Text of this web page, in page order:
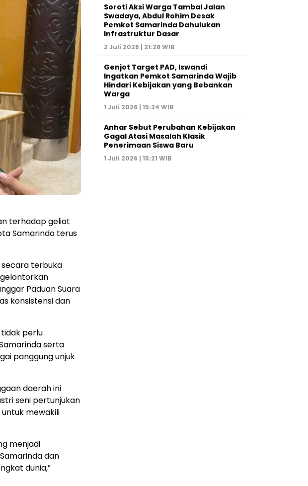
terhadap geliat
Samarinda terus
secara terbuka
Paduan Suara
konsistensi dan
perlu
serta
panggung unjuk
daerah ini
seni pertunjukan
mewakili
menjadi
dan
dunia,”
Soroti Aksi Warga Tambal Jalan
Swadaya, Abdul Rohim Desak
Pemkot Samarinda Dahulukan
Infrastruktur Dasar
2 Juli 2026 | 21:28 WIB
Genjot Target PAD, Iswandi
Ingatkan Pemkot Samarinda Wajib
Hindari Kebijakan yang Bebankan
Warga
1 Juli 2026 | 15:24 WIB
Anhar Sebut Perubahan Kebijakan
Gagal Atasi Masalah Klasik
Penerimaan Siswa Baru
1 Juli 2026 | 15:21 WIB